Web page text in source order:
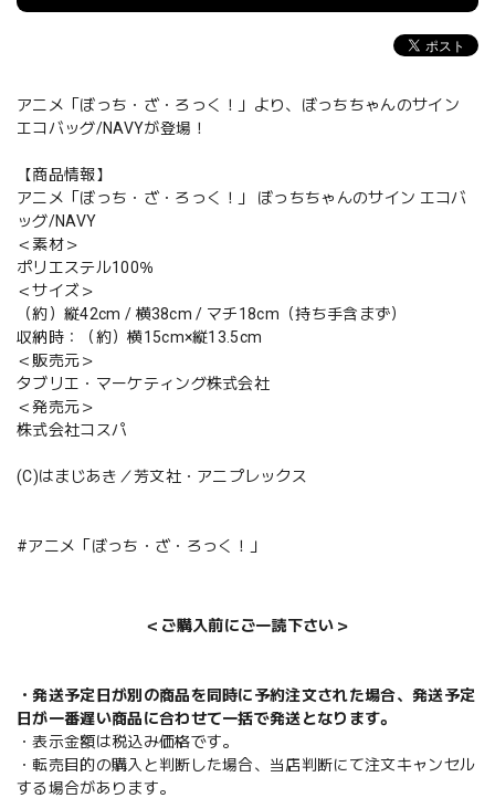
アニメ「ぼっち・ざ・ろっく！」より、ぼっちちゃんのサイン
エコバッグ/NAVYが登場！
【商品情報】
アニメ「ぼっち・ざ・ろっく！」 ぼっちちゃんのサイン エコバ
ッグ/NAVY
＜素材＞
ポリエステル100％
＜サイズ＞
（約）縦42cm / 横38cm / マチ18cm（持ち手含まず）
収納時：（約）横15cm×縦13.5cm
＜販売元＞
タブリエ・マーケティング株式会社
＜発売元＞
株式会社コスパ
(C)はまじあき／芳文社・アニプレックス
#アニメ「ぼっち・ざ・ろっく！」
＜ご購入前にご一読下さい＞
・発送予定日が別の商品を同時に予約注文された場合、発送予定
日が一番遅い商品に合わせて一括で発送となります。
・表示金額は税込み価格です。
・転売目的の購入と判断した場合、当店判断にて注文キャンセル
する場合があります。